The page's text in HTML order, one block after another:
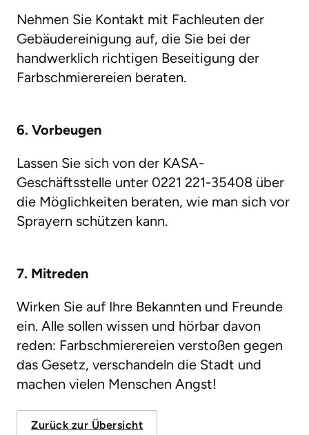
Nehmen Sie Kontakt mit Fachleuten der
Gebäudereinigung auf, die Sie bei der
handwerklich richtigen Beseitigung der
Farbschmierereien beraten.
6. Vorbeugen
Lassen Sie sich von der KASA-
Geschäftsstelle unter 0221 221-35408 über
die Möglichkeiten beraten, wie man sich vor
Sprayern schützen kann.
7. Mitreden
Wirken Sie auf Ihre Bekannten und Freunde
ein. Alle sollen wissen und hörbar davon
reden: Farbschmierereien verstoßen gegen
das Gesetz, verschandeln die Stadt und
machen vielen Menschen Angst!
Zurück zur Übersicht